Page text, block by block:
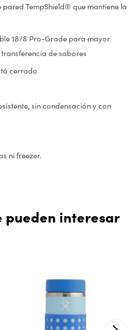
TempShield® que mantiene la
18/8 Pro-Grade para mayor
de sabores
cerrado
sin condensación y con
ni freezer.
pueden interesar